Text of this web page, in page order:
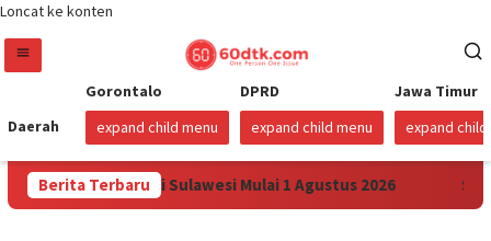
Loncat ke konten
Daerah
Gorontalo
expand child menu
DPRD
expand child menu
Jawa Timur
expand child
Berita Terbaru
Harga Pertamax di Sulawesi Mulai 1 Agustus 2026